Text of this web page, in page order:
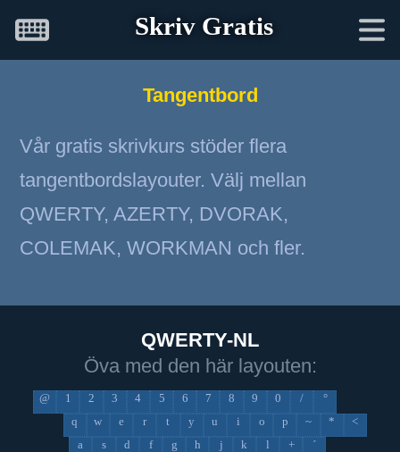
Skriv Gratis
Tangentbord
Vår gratis skrivkurs stöder flera
tangentbordslayouter. Välj mellan
QWERTY, AZERTY, DVORAK,
COLEMAK, WORKMAN och fler.
QWERTY-NL
Öva med den här layouten:
@ 1 2 3 4 5 6 7 8 9 0 /
°
q
w e r t y u i o p ~ *
<
a
s d f g h j k l +
´